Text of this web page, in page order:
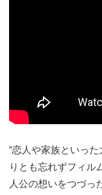
“恋人や家族といっ
りとも忘れずフィル
人公の想いをつづっ